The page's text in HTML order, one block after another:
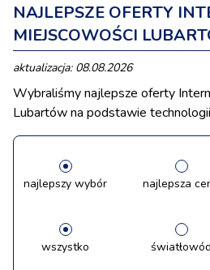
NAJLEPSZE OFERTY
MIEJSCOWOŚCI
aktualizacja: 08.08.2026
Wybraliśmy najlepsze oferty
Lubartów na podstawie
najlepszy wybór najlepsza
wszystko światłowód